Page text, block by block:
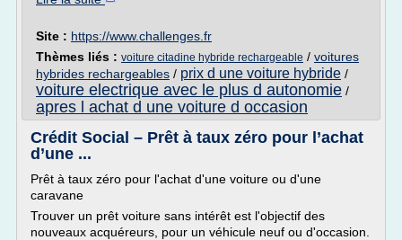
Site : https://www.challenges.fr
Thèmes liés : voiture citadine hybride rechargeable / voitures
hybrides rechargeables / prix d une voiture hybride /
voiture electrique avec le plus d autonomie /
apres l achat d une voiture d occasion
Crédit Social – Prêt à taux zéro pour l’achat
d’une ...
Prêt à taux zéro pour l'achat d'une voiture ou d'une
caravane
Trouver un prêt voiture sans intérêt est l'objectif des
nouveaux acquéreurs, pour un véhicule neuf ou d'occasion.